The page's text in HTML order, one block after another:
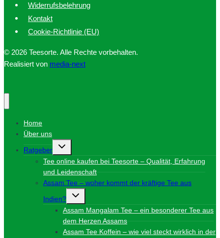
Widerrufsbelehrung
Kontakt
Cookie-Richtlinie (EU)
© 2026 Teesorte. Alle Rechte vorbehalten.
Realisiert von media-next
Home
Über uns
Ratgeber
Untermenü
Tee online kaufen bei Teesorte – Qualität, Erfahrung
und Leidenschaft
Assam Tee – woher kommt der kräftige Tee aus
Indien?
Untermenü
Assam Mangalam Tee – ein besonderer Tee aus
dem Herzen Assams
Assam Tee Koffein – wie viel steckt wirklich in der